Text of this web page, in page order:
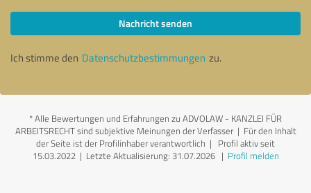
Nachricht senden
Ich stimme den Datenschutzbestimmungen zu.
*Alle Bewertungen und Erfahrungen zu ADVOLAW - KANZLEI FÜR
ARBEITSRECHT sind subjektive Meinungen der Verfasser | Für den Inhalt
der Seite ist der Profilinhaber verantwortlich | Profil aktiv seit
15.03.2022 | Letzte Aktualisierung: 31.07.2026| Profil melden